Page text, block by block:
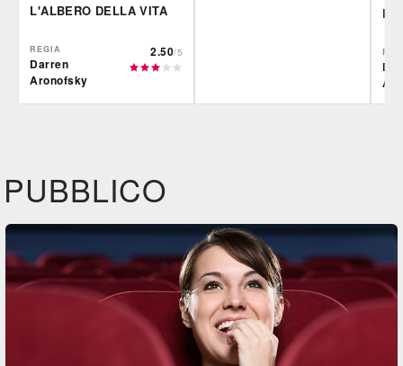
L'ALBERO DELLA VITA
REGIA
Darren
Aronofsky
2.50/5
PUBBLICO